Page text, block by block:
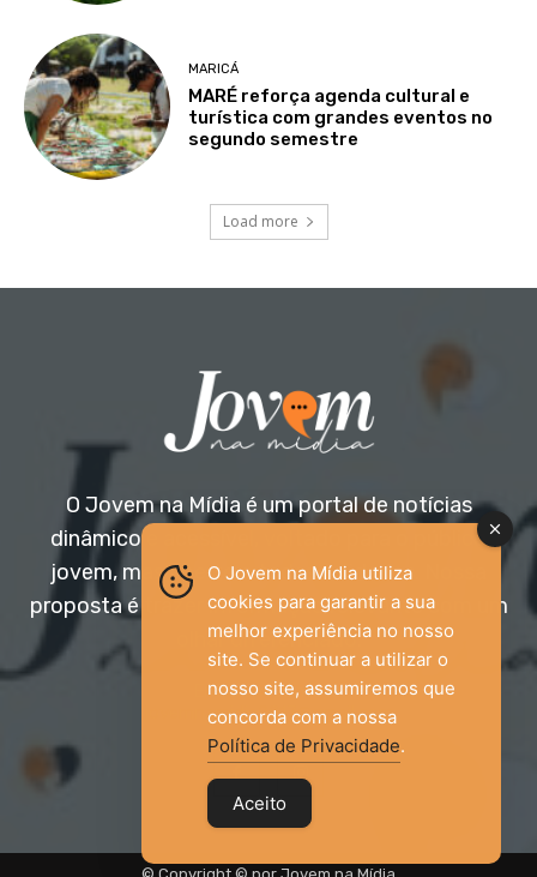
MARICÁ
MARÉ reforça agenda cultural e
turística com grandes eventos no
segundo semestre
Load more
O Jovem na Mídia é um portal de notícias
dinâmico e acessível, voltado para o público
jovem, mas aberto a todas as idades. Nossa
proposta é trazer informação relevante com um
olhar diferenciado.
Entre em contato:
jovemnamidia2017@gmail.com
O Jovem na Mídia utiliza
cookies para garantir a sua
melhor experiência no nosso
site. Se continuar a utilizar o
nosso site, assumiremos que
concorda com a nossa
Política de Privacidade.
Aceito